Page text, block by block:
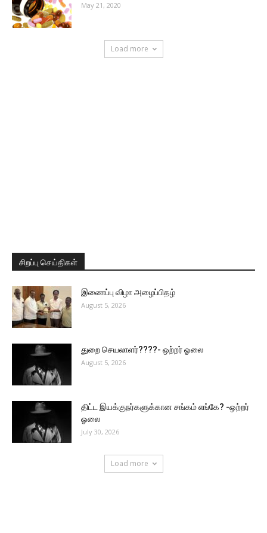
May 21, 2020
Load more
சிறப்பு செய்திகள்
இணைப்பு விழா அழைப்பிதழ்
August 5, 2026
துறை செயலாளர்????- ஒற்றர் ஓலை
August 5, 2026
திட்ட இயக்குநர்களுக்கான சங்கம் எங்கே? -ஒற்றர்
ஓலை
July 30, 2026
Load more